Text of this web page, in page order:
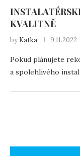
KVALITNĚ
by Katka 9.11.2022
Pokud plánujete
a spolehlivého